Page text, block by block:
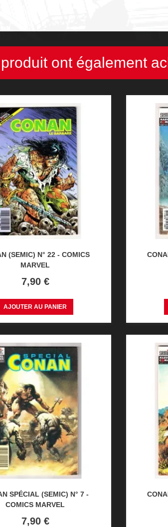
ont également
(SEMIC) N° 22 - COMICS
MARVEL
Prix
7,90 €
AJOUTER AU PANIER
SPÉCIAL (SEMIC) N° 7 -
COMICS MARVEL
Prix
7,90 €